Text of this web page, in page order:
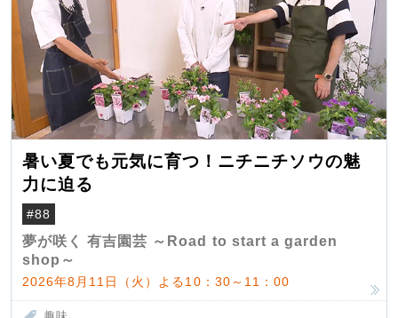
暑い夏でも元気に育つ！ニチニチソウの魅
力に迫る
#88
夢が咲く 有吉園芸 ～Road to start a garden
shop～
2026年8月11日（火）よる10：30～11：00